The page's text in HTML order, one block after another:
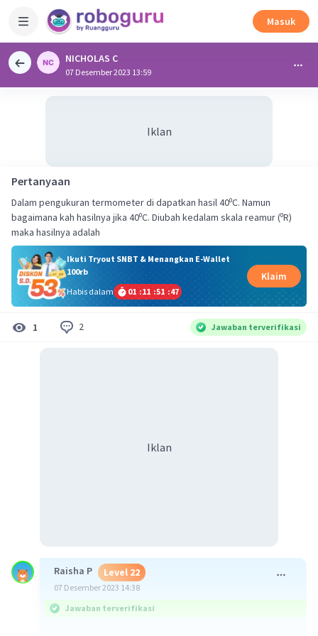
Masuk
NICHOLAS C
07 Desember 2023 13:59
Iklan
Pertanyaan
Dalam pengukuran termometer di dapatkan hasil 40⁰C. Namun
bagaimana kah hasilnya jika 40⁰C. Diubah kedalam skala reamur (⁰R)
maka hasilnya adalah
Ikuti Tryout SNBT & Menangkan E-Wallet
100rb
Habis dalam
01 :11 :51 :46
Klaim
1 2 Jawaban terverifikasi
Iklan
Raisha P Level 22
07 Desember 2023 14:38
Jawaban terverifikasi